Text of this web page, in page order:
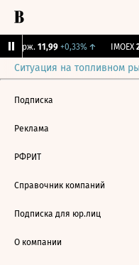
Бирж. 11,99 +0,33%↑ IMOEX
Ситуация на топливном
Подписка
Реклама
РФРИТ
Справочник компаний
Подписка для юр.лиц
О компании